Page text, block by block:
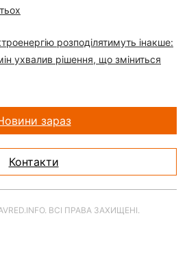
розподілятимуть інакше:
ухвалив рішення, що зміниться
зараз
Контакти
ВСІ ПРАВА ЗАХИЩЕНІ.